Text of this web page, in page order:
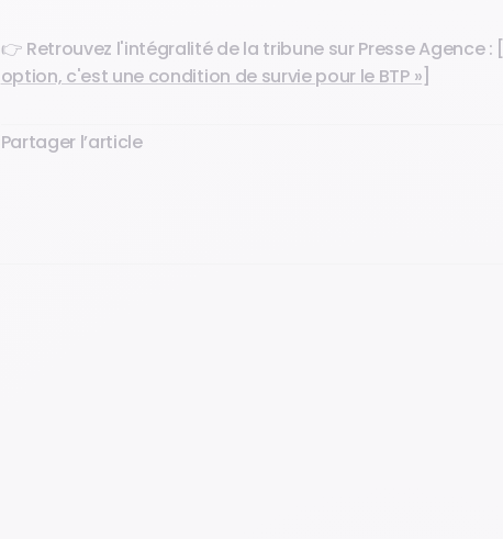
👉 Retrouvez l'intégralité de la tribune sur Presse Agence : [
option, c'est une condition de survie pour le BTP »]
Partager l’article